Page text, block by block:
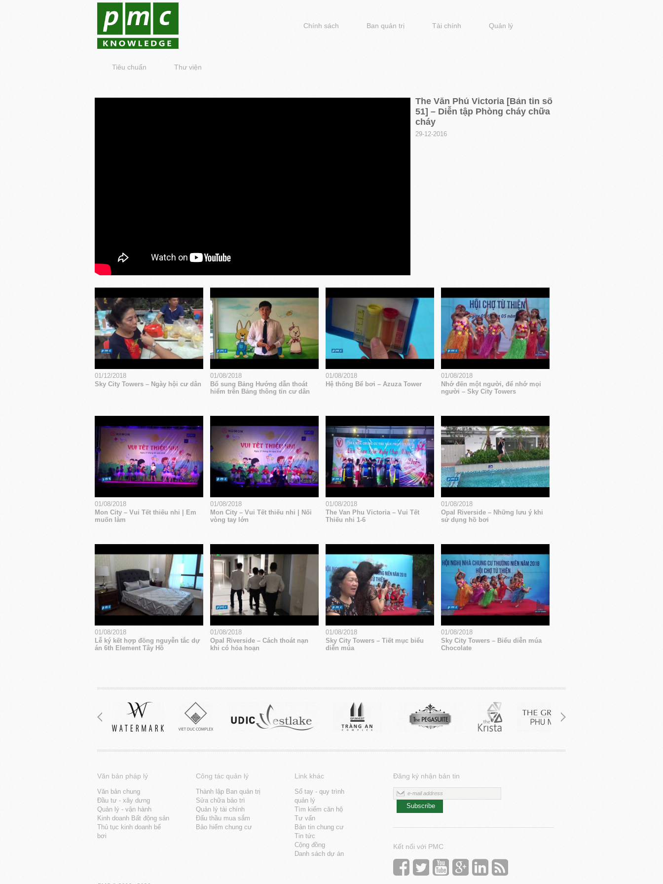
Chính sách Ban quản trị Tài chính Quản lý
Tiêu chuẩn Thư viện
The Văn Phú Victoria [Bản tin số
51] – Diễn tập Phòng cháy chữa
cháy
29-12-2016
01/12/2018
Sky City Towers – Ngày hội cư dân
01/08/2018
Bổ sung Bảng Hướng dẫn thoát
hiểm trên Bảng thông tin cư dân
01/08/2018
Hệ thống Bể bơi – Azuza Tower
01/08/2018
Nhớ đến một người, để nhớ mọi
người – Sky City Towers
01/08/2018
Mon City – Vui Tết thiếu nhi | Em
muốn làm
01/08/2018
Mon City – Vui Tết thiếu nhi | Nối
vòng tay lớn
01/08/2018
The Van Phu Victoria – Vui Tết
Thiếu nhi 1-6
01/08/2018
Opal Riverside – Những lưu ý khi
sử dụng hồ bơi
01/08/2018
Lễ ký kết hợp đồng nguyễn tắc dự
án 6th Element Tây Hồ
01/08/2018
Opal Riverside – Cách thoát nạn
khi có hỏa hoạn
01/08/2018
Sky City Towers – Tiết mục biểu
diễn múa
01/08/2018
Sky City Towers – Biểu diễn múa
Chocolate
Văn bản pháp lý
Văn bản chung
Đầu tư - xây dưng
Quản lý - vận hành
Kinh doanh Bất động sản
Thủ tục kinh doanh bể
bơi
Công tác quản lý
Thành lập Ban quản trị
Sửa chữa bảo trì
Quản lý tài chính
Đấu thầu mua sắm
Bảo hiểm chung cư
Link khác
Sổ tay - quy trình
quản lý
Tìm kiếm căn hộ
Tư vấn
Bản tin chung cư
Tin tức
Cộng đồng
Danh sách dự án
Đăng ký nhận bản tin
Subscribe
Kết nối với PMC